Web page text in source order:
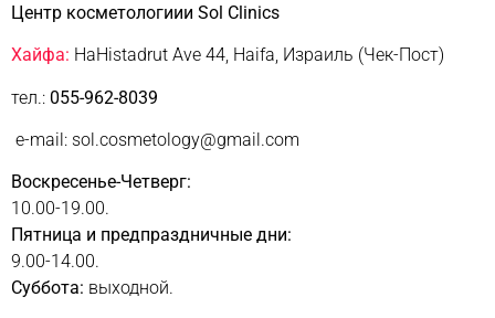
Центр косметологиии Sol Clinics
Хайфа: HaHistadrut Ave 44, Haifa, Израиль (Чек-Пост)
тел.: 055-962-8039
e-mail: sol.cosmetology@gmail.com
Воскресенье-Четверг:
10.00-19.00.
Пятница и предпраздничные дни:
9.00-14.00.
Суббота: выходной.